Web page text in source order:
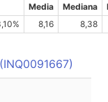
Media
Mediana
8,16 8,38